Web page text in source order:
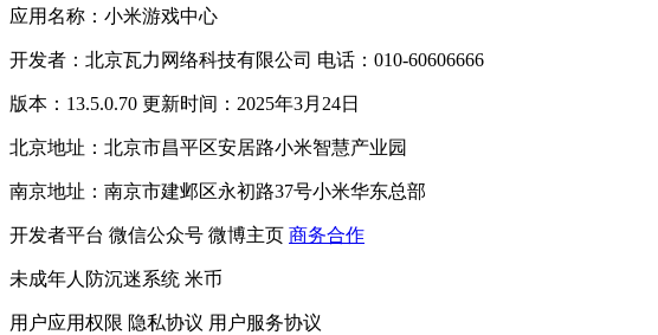
应用名称：小米游戏中心
开发者：北京瓦力网络科技有限公司 电话：010-60606666
版本：13.5.0.70 更新时间：2025年3月24日
北京地址：北京市昌平区安居路小米智慧产业园
南京地址：南京市建邺区永初路37号小米华东总部
开发者平台 微信公众号 微博主页 商务合作
未成年人防沉迷系统 米币
用户应用权限 隐私协议 用户服务协议